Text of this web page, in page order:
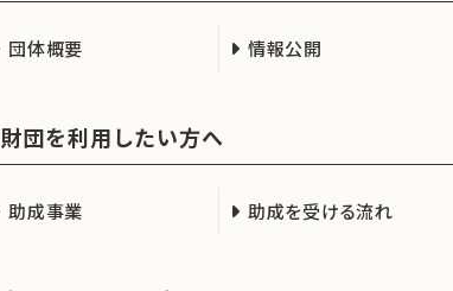
団体概要 情報公開
財団を利用したい方へ
助成事業 助成を受ける流れ